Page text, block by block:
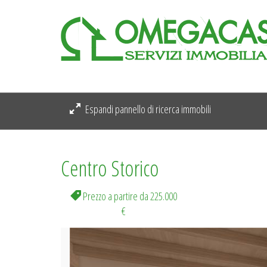
Espandi pannello di ricerca immobili
Centro Storico
Prezzo a partire da 225.000
€
Previous